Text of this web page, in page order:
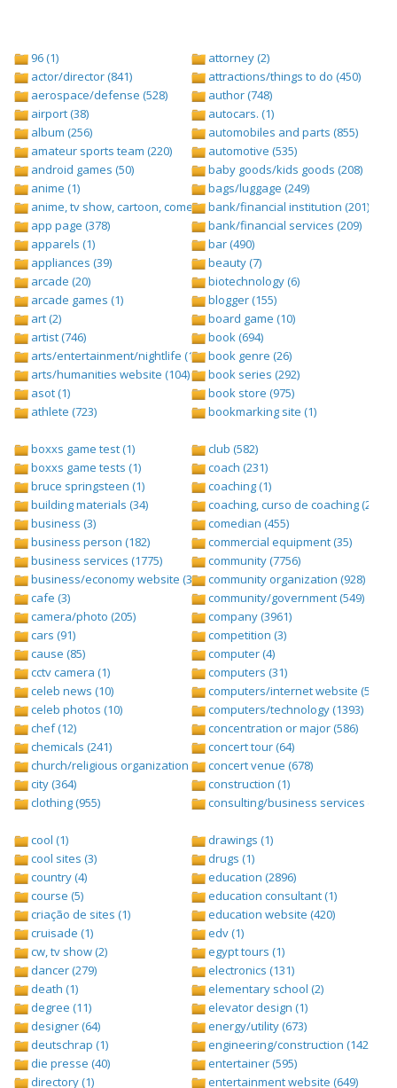
96 (1)
actor/director (841)
aerospace/defense (528)
airport (38)
album (256)
amateur sports team (220)
android games (50)
anime (1)
anime, tv show, cartoon, comedy central (1)
app page (378)
apparels (1)
appliances (39)
arcade (20)
arcade games (1)
art (2)
artist (746)
arts/entertainment/nightlife (1442)
arts/humanities website (104)
asot (1)
athlete (723)
attorney (2)
attractions/things to do (450)
author (748)
autocars. (1)
automobiles and parts (855)
automotive (535)
baby goods/kids goods (208)
bags/luggage (249)
bank/financial institution (201)
bank/financial services (209)
bar (490)
beauty (7)
biotechnology (6)
blogger (155)
board game (10)
book (694)
book genre (26)
book series (292)
book store (975)
bookmarking site (1)
boxxs game test (1)
boxxs game tests (1)
bruce springsteen (1)
building materials (34)
business (3)
business person (182)
business services (1775)
business/economy website (388)
cafe (3)
camera/photo (205)
cars (91)
cause (85)
cctv camera (1)
celeb news (10)
celeb photos (10)
chef (12)
chemicals (241)
church/religious organization (439)
city (364)
clothing (955)
club (582)
coach (231)
coaching (1)
coaching, curso de coaching (2)
comedian (455)
commercial equipment (35)
community (7756)
community organization (928)
community/government (549)
company (3961)
competition (3)
computer (4)
computers (31)
computers/internet website (528)
computers/technology (1393)
concentration or major (586)
concert tour (64)
concert venue (678)
construction (1)
consulting/business services
cool (1)
cool sites (3)
country (4)
course (5)
criação de sites (1)
cruisade (1)
cw, tv show (2)
dancer (279)
death (1)
degree (11)
designer (64)
deutschrap (1)
die presse (40)
directory (1)
drawings (1)
drugs (1)
education (2896)
education consultant (1)
education website (420)
edv (1)
egypt tours (1)
electronics (131)
elementary school (2)
elevator design (1)
energy/utility (673)
engineering/construction (1427)
entertainer (595)
entertainment website (649)